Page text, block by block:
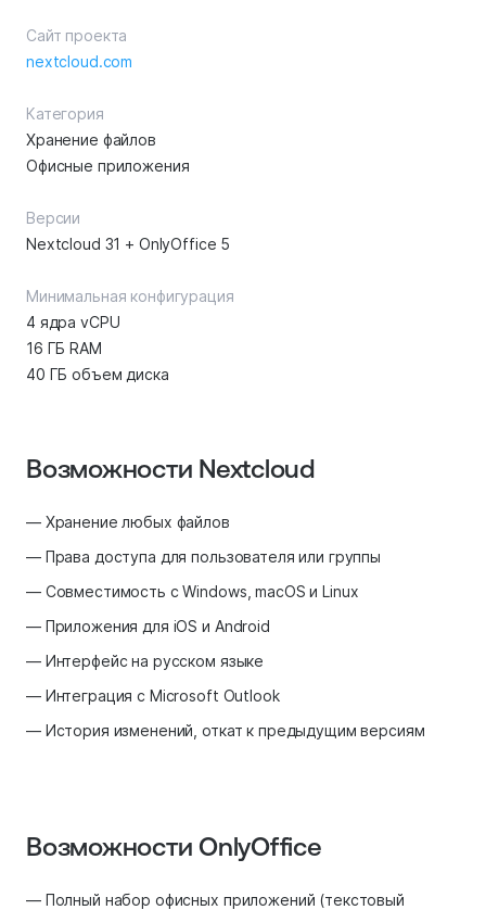
Сайт проекта
nextcloud.com
Категория
Хранение файлов
Офисные приложения
Версии
Nextcloud 31 + OnlyOffice 5
Минимальная конфигурация
4 ядра vCPU
16 ГБ RAM
40 ГБ объем диска
Возможности Nextcloud
— Хранение любых файлов
— Права доступа для пользователя или группы
— Совместимость с Windows, macOS и Linux
— Приложения для iOS и Android
— Интерфейс на русском языке
— Интеграция с Microsoft Outlook
— История изменений, откат к предыдущим версиям
Возможности OnlyOffice
— Полный набор офисных приложений (текстовый